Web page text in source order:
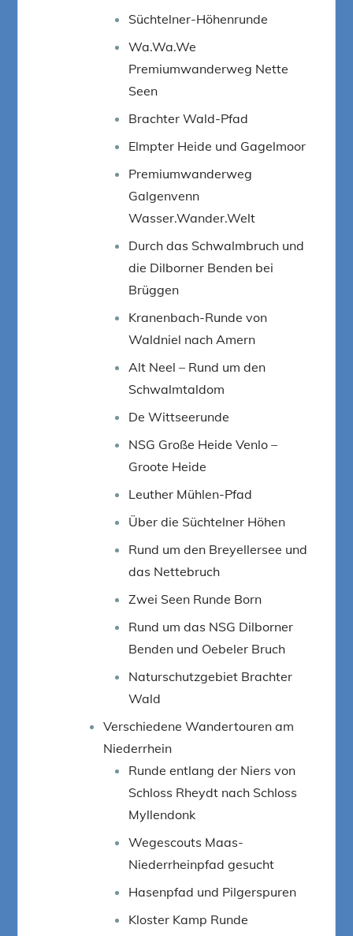
Süchtelner-Höhenrunde
Wa.Wa.We
Premiumwanderweg Nette
Seen
Brachter Wald-Pfad
Elmpter Heide und Gagelmoor
Premiumwanderweg
Galgenvenn
Wasser.Wander.Welt
Durch das Schwalmbruch und
die Dilborner Benden bei
Brüggen
Kranenbach-Runde von
Waldniel nach Amern
Alt Neel – Rund um den
Schwalmtaldom
De Wittseerunde
NSG Große Heide Venlo –
Groote Heide
Leuther Mühlen-Pfad
Über die Süchtelner Höhen
Rund um den Breyellersee und
das Nettebruch
Zwei Seen Runde Born
Rund um das NSG Dilborner
Benden und Oebeler Bruch
Naturschutzgebiet Brachter
Wald
Verschiedene Wandertouren am
Niederrhein
Runde entlang der Niers von
Schloss Rheydt nach Schloss
Myllendonk
Wegescouts Maas-
Niederrheinpfad gesucht
Hasenpfad und Pilgerspuren
Kloster Kamp Runde